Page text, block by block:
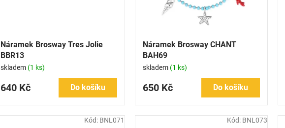
Náramek Brosway Tres Jolie
BBR13
skladem (1 ks)
640 Kč Do košíku
Náramek Brosway CHANT
BAH69
skladem (1 ks)
650 Kč Do košíku
Kód: BNL071 Kód: BNL073